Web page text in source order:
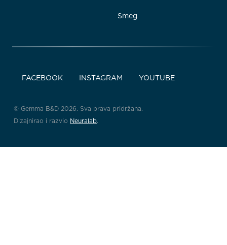
Smeg
FACEBOOK INSTAGRAM YOUTUBE
© Gemma B&D 2026. Sva prava pridržana.
Dizajnirao i razvio Neuralab.